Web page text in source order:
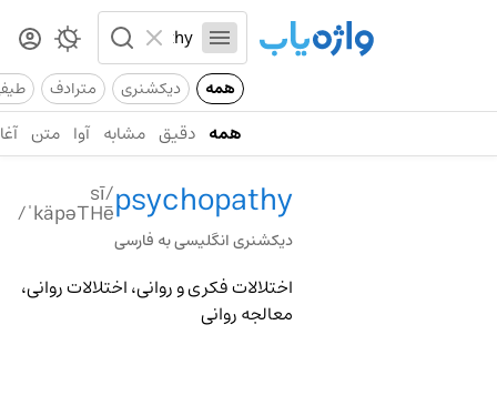
همه دیکشنری مترادف
همه دقیق مشابه آوا متن
psychopathy
/sī
ˈkäpəTHē/
دیکشنری انگلیسی به فارسی
اختلالات فکری و روانی، اختلالات روانی،
معالجه روانی